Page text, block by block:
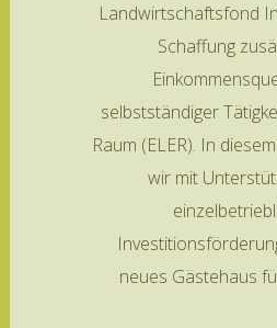
Landwirtschaftsfond
Schaffung
selbstständiger
Raum (ELER). In
wir mit
neues Gästehaus